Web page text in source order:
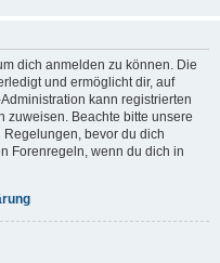
dich anmelden zu können. Die
und ermöglicht dir, auf
kann registrierten
zuweisen. Beachte bitte unsere
bevor du dich
Forenregeln, wenn du dich in